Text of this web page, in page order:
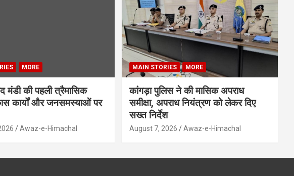
MORE
मंडी की पहली त्रैमासिक
कार्यों और जनसमस्याओं पर
Awaz-e-Himachal
MAIN STORIES MORE
कांगड़ा पुलिस ने की मासिक अपराध
समीक्षा, अपराध नियंत्रण को लेकर दिए
सख्त निर्देश
August 7, 2026 Awaz-e-Himachal